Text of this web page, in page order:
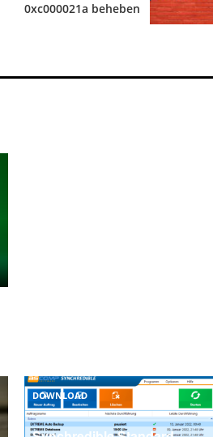
0xc000021a beheben
DOWNLOAD